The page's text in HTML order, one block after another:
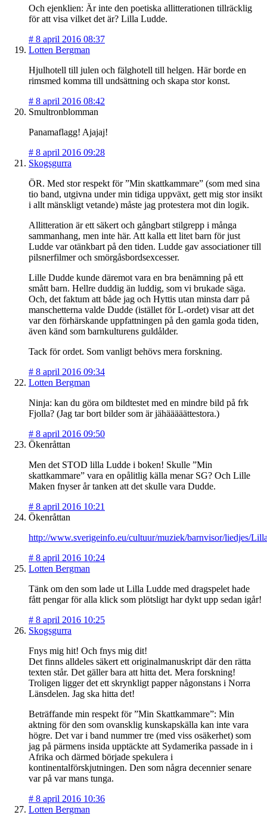
Och ejenklien: Är inte den poetiska allitterationen tillräcklig
för att visa vilket det är? Lilla Ludde.
# 8 april 2016 08:37
Lotten Bergman
Hjulhotell till julen och fälghotell till helgen. Här borde en
rimsmed komma till undsättning och skapa stor konst.
# 8 april 2016 08:42
Smultronblomman
Panamaflagg! Ajajaj!
# 8 april 2016 09:28
Skogsgurra
ÖR. Med stor respekt för ”Min skattkammare” (som med sina
tio band, utgivna under min tidiga uppväxt, gett mig stor insikt
i allt mänskligt vetande) måste jag protestera mot din logik.
Allitteration är ett säkert och gångbart stilgrepp i många
sammanhang, men inte här. Att kalla ett litet barn för just
Ludde var otänkbart på den tiden. Ludde gav associationer till
pilsnerfilmer och smörgåsbordsexcesser.
Lille Dudde kunde däremot vara en bra benämning på ett
smått barn. Hellre duddig än luddig, som vi brukade säga.
Och, det faktum att både jag och Hyttis utan minsta darr på
manschetterna valde Dudde (istället för L-ordet) visar att det
var den förhärskande uppfattningen på den gamla goda tiden,
även känd som barnkulturens guldålder.
Tack för ordet. Som vanligt behövs mera forskning.
# 8 april 2016 09:34
Lotten Bergman
Ninja: kan du göra om bildtestet med en mindre bild på frk
Fjolla? (Jag tar bort bilder som är jähääääättestora.)
# 8 april 2016 09:50
Ökenråttan
Men det STOD lilla Ludde i boken! Skulle ”Min
skattkammare” vara en opålitlig källa menar SG? Och Lille
Maken fnyser år tanken att det skulle vara Dudde.
# 8 april 2016 10:21
Ökenråttan
http://www.sverigeinfo.eu/cultuur/muziek/barnvisor/liedjes/
# 8 april 2016 10:24
Lotten Bergman
Tänk om den som lade ut Lilla Ludde med dragspelet hade
fått pengar för alla klick som plötsligt har dykt upp sedan igår!
# 8 april 2016 10:25
Skogsgurra
Fnys mig hit! Och fnys mig dit!
Det finns alldeles säkert ett originalmanuskript där den rätta
texten står. Det gäller bara att hitta det. Mera forskning!
Troligen ligger det ett skrynkligt papper någonstans i Norra
Länsdelen. Jag ska hitta det!
Beträffande min respekt för ”Min Skattkammare”: Min
aktning för den som ovansklig kunskapskälla kan inte vara
högre. Det var i band nummer tre (med viss osäkerhet) som
jag på pärmens insida upptäckte att Sydamerika passade in i
Afrika och därmed började spekulera i
kontinentalförskjutningen. Den som några decennier senare
var på var mans tunga.
# 8 april 2016 10:36
Lotten Bergman